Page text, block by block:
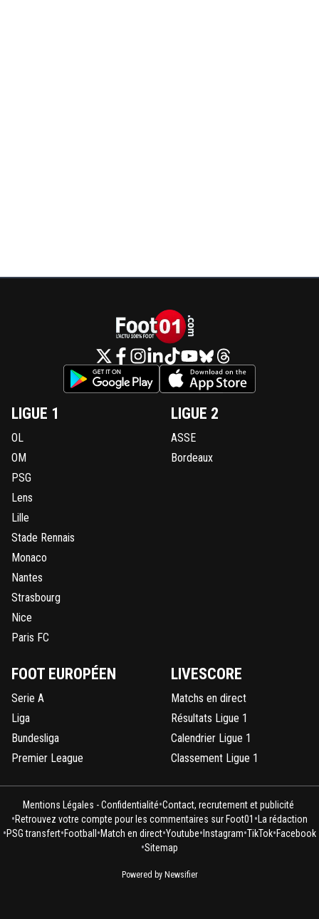
LIGUE 1
OL
OM
PSG
Lens
Lille
Stade Rennais
Monaco
Nantes
Strasbourg
Nice
Paris FC
LIGUE 2
ASSE
Bordeaux
FOOT EUROPÉEN
Serie A
Liga
Bundesliga
Premier League
LIVESCORE
Matchs en direct
Résultats Ligue 1
Calendrier Ligue 1
Classement Ligue 1
Mentions Légales - Confidentialité•Contact, recrutement et publicité
•Retrouvez votre compte pour les commentaires sur Foot01 • La rédaction
•PSG transfert•Football •Match en direct•Youtube• Instagram•TikTok•Facebook
•Sitemap
Powered by Newsifier